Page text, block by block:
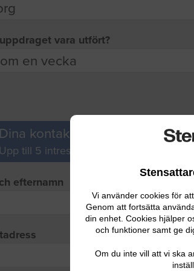
Vi använder cookies för
Genom att fortsätta
din enhet. Cookies hjälper
och funktioner samt ge
Om du inte vill att vi ska
vara utfört?
Dina kontaktuppgifter
Upp till 5 intresserade leverantörer får
efternamn